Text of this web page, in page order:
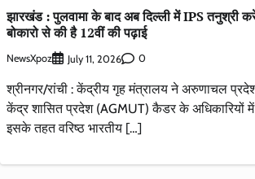
झारखंड : पुलवामा के बाद अब दिल्ली में IPS तनुश्री
बोकारो से की है 12वीं की पढ़ाई
NewsXpoz July 11, 2026 0
श्रीनगर/रांची : केंद्रीय गृह मंत्रालय ने अरुणाचल
केंद्र शासित प्रदेश (AGMUT) कैडर के अधिकारियों
इसके तहत वरिष्ठ भारतीय […]